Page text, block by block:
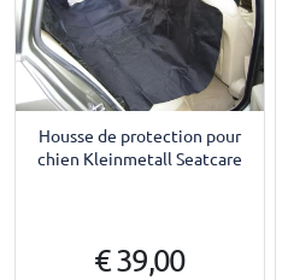
Housse de protection pour
chien Kleinmetall Seatcare
€ 39,00